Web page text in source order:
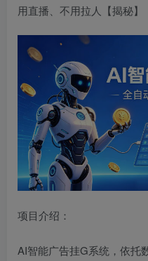
用直播、不用拉人【揭秘】
项目介绍：
AI智能广告挂G系统，依托